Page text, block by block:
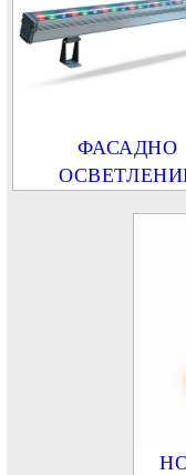
ФАСАДНО